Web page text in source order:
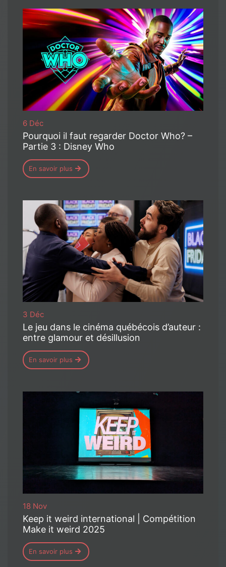
6 Déc
Pourquoi il faut regarder Doctor Who? –
Partie 3 : Disney Who
En savoir plus
3 Déc
Le jeu dans le cinéma québécois d’auteur :
entre glamour et désillusion
En savoir plus
18 Nov
Keep it weird international | Compétition
Make it weird 2025
En savoir plus